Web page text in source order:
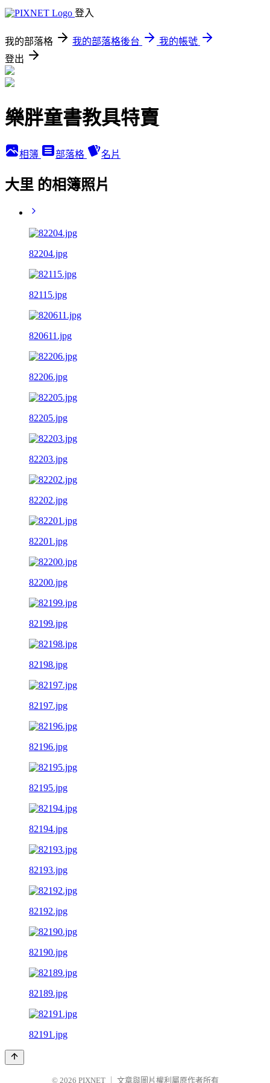
登入
我的部落格 我的部落格後台
我的帳號
登出
樂胖童書教具特賣
相簿 部落格 名片
大里 的相簿照片
82204.jpg
82115.jpg
820611.jpg
82206.jpg
82205.jpg
82203.jpg
82202.jpg
82201.jpg
82200.jpg
82199.jpg
82198.jpg
82197.jpg
82196.jpg
82195.jpg
82194.jpg
82193.jpg
82192.jpg
82190.jpg
82189.jpg
82191.jpg
© 2026 PIXNET 文章與圖片權利屬原作者所有